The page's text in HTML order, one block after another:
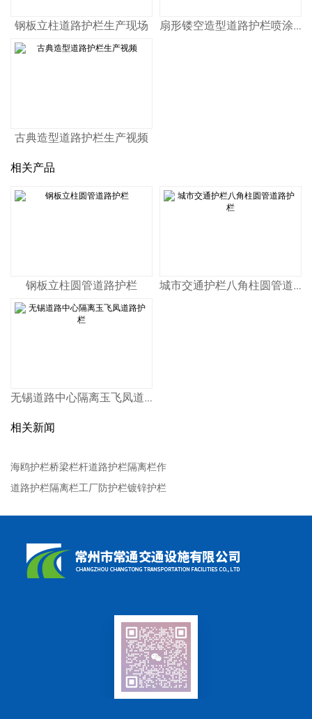
钢板立柱道路护栏生产现场 扇形镂空造型道路护栏喷涂生产
古典造型道路护栏生产视频
相关产品
钢板立柱圆管道路护栏 城市交通护栏八角柱圆管道路护栏
无锡道路中心隔离玉飞凤道路护栏
相关新闻
海鸥护栏桥梁栏杆道路护栏隔离栏作
道路护栏隔离栏工厂防护栏镀锌护栏